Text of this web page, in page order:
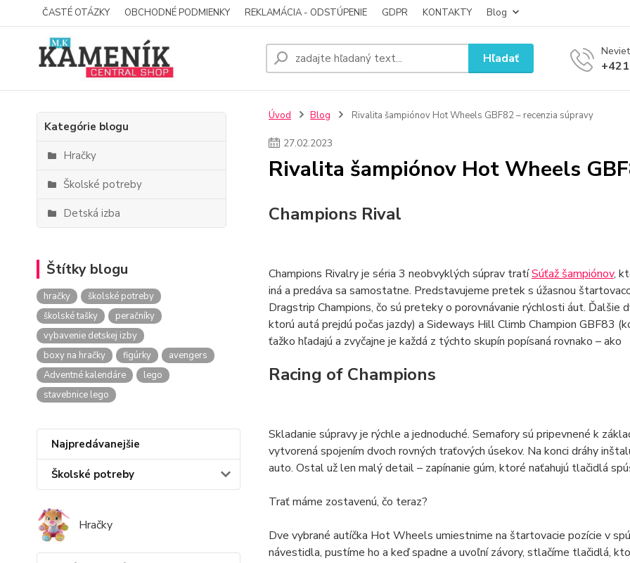
ČASTÉ OTÁZKY OBCHODNÉ PODMIENKY REKLAMÁCIA - ODSTÚPENIE GDPR KONTAKTY Blog
Hľadať
Kategórie blogu
Hračky
Školské potreby
Detská izba
Štítky blogu
hračky
školské potreby
školské tašky
peračníky
vybavenie detskej izby
boxy na hračky
figúrky
avengers
Adventné kalendáre
lego
stavebnice lego
Najpredávanejšie
Školské potreby
Hračky
Úvod Blog Rivalita šampiónov Hot Wheels GBF82 – recenzia súpravy
27.02.2023
Rivalita šampiónov Hot Wheels
Champions Rival
Champions Rivalry je séria 3 neobvyklých súprav tratíSúťaž šampiónov,
iná a predáva sa samostatne. Predstavujeme pretek s úžasnou
Dragstrip Champions, čo sú preteky o porovnávanie rýchlosti áut. Ďalšie
ktorú autá prejdú počas jazdy) a Sideways Hill Climb Champion GBF83
ťažko hľadajú a zvyčajne je každá z týchto skupín popísaná rovnako – ako
Racing of Champions
Skladanie súpravy je rýchle a jednoduché. Semafory sú pripevnené k
vytvorená spojením dvoch rovných traťových úsekov. Na konci dráhy
auto. Ostal už len malý detail – zapínanie gúm, ktoré naťahujú tlačidlá
Trať máme zostavenú, čo teraz?
Dve vybrané autíčka Hot Wheels umiestnime na štartovacie pozície v
návestidla, pustíme ho a keď spadne a uvoľní závory, stlačíme tlačidlá,